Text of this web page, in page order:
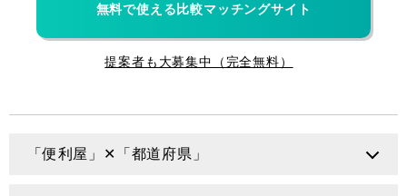
無料で使える比較マッチングサイト
提案者も大募集中（完全無料）
「便利屋」✕「都道府県」